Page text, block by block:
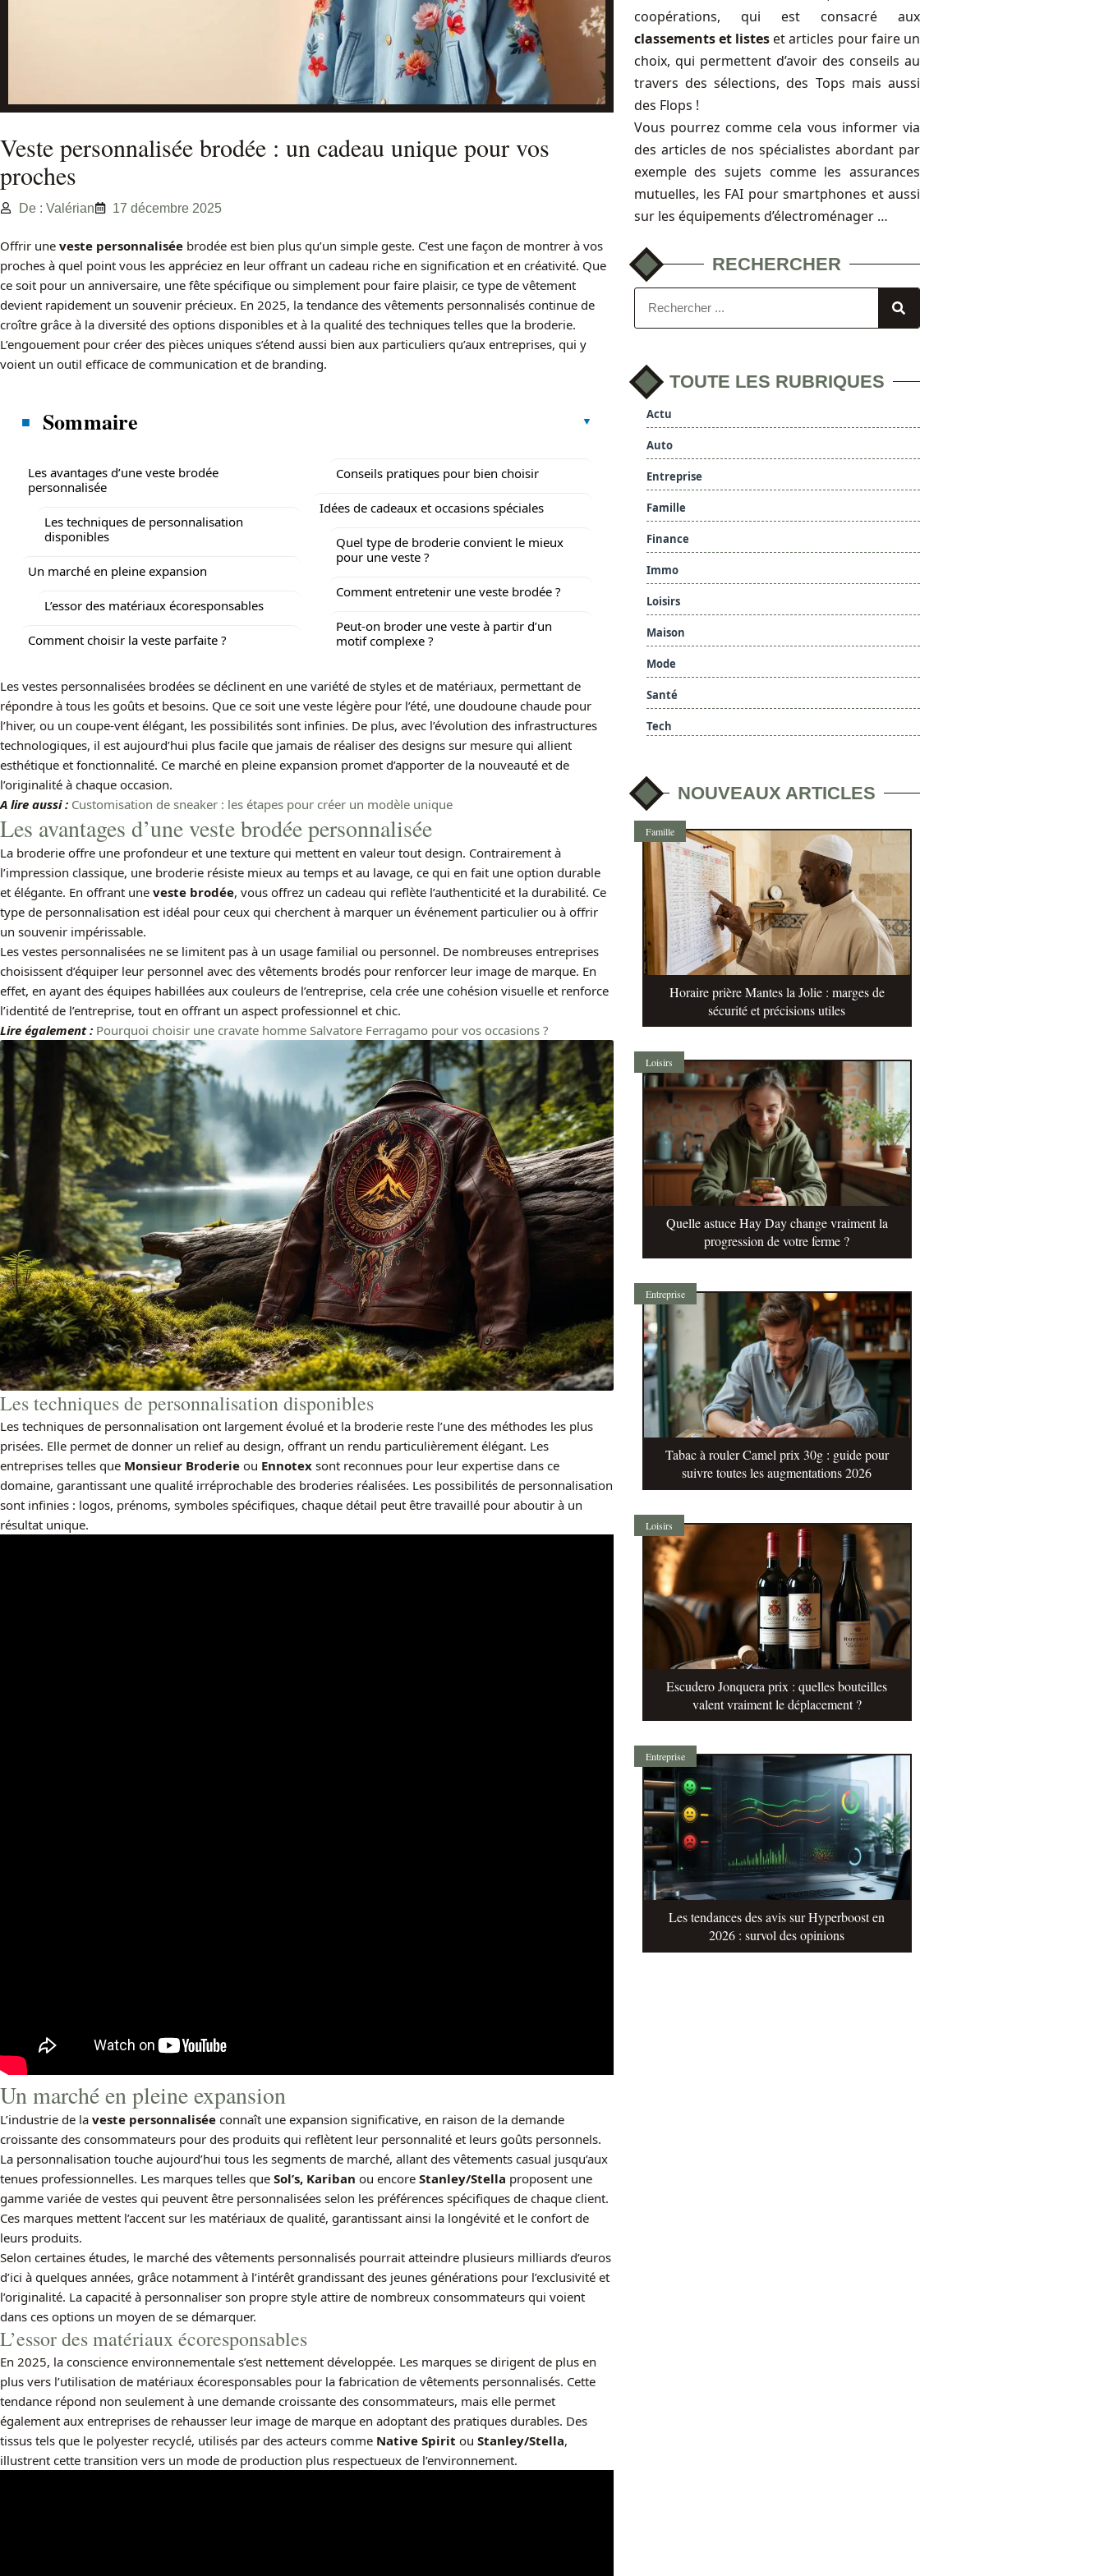
Veste personnalisée brodée : un cadeau unique pour vos
proches
De : Valérian 17 décembre 2025
Offrir une veste personnalisée brodée est bien plus qu’un simple geste. C’est une façon de montrer à vos
proches à quel point vous les appréciez en leur offrant un cadeau riche en signification et en créativité. Que
ce soit pour un anniversaire, une fête spécifique ou simplement pour faire plaisir, ce type de vêtement
devient rapidement un souvenir précieux. En 2025, la tendance des vêtements personnalisés continue de
croître grâce à la diversité des options disponibles et à la qualité des techniques telles que la broderie.
L’engouement pour créer des pièces uniques s’étend aussi bien aux particuliers qu’aux entreprises, qui y
voient un outil efficace de communication et de branding.
Sommaire
Les avantages d’une veste brodée
personnalisée
Les techniques de personnalisation
disponibles
Un marché en pleine expansion
L’essor des matériaux écoresponsables
Comment choisir la veste parfaite ?
Conseils pratiques pour bien choisir
Idées de cadeaux et occasions spéciales
Quel type de broderie convient le mieux
pour une veste ?
Comment entretenir une veste brodée ?
Peut-on broder une veste à partir d’un
motif complexe ?
Les vestes personnalisées brodées se déclinent en une variété de styles et de matériaux, permettant de
répondre à tous les goûts et besoins. Que ce soit une veste légère pour l’été, une doudoune chaude pour
l’hiver, ou un coupe-vent élégant, les possibilités sont infinies. De plus, avec l’évolution des infrastructures
technologiques, il est aujourd’hui plus facile que jamais de réaliser des designs sur mesure qui allient
esthétique et fonctionnalité. Ce marché en pleine expansion promet d’apporter de la nouveauté et de
l’originalité à chaque occasion.
A lire aussi : Customisation de sneaker : les étapes pour créer un modèle unique
Les avantages d’une veste brodée personnalisée
La broderie offre une profondeur et une texture qui mettent en valeur tout design. Contrairement à
l’impression classique, une broderie résiste mieux au temps et au lavage, ce qui en fait une option durable
et élégante. En offrant une veste brodée, vous offrez un cadeau qui reflète l’authenticité et la durabilité. Ce
type de personnalisation est idéal pour ceux qui cherchent à marquer un événement particulier ou à offrir
un souvenir impérissable.
Les vestes personnalisées ne se limitent pas à un usage familial ou personnel. De nombreuses entreprises
choisissent d’équiper leur personnel avec des vêtements brodés pour renforcer leur image de marque. En
effet, en ayant des équipes habillées aux couleurs de l’entreprise, cela crée une cohésion visuelle et renforce
l’identité de l’entreprise, tout en offrant un aspect professionnel et chic.
Lire également : Pourquoi choisir une cravate homme Salvatore Ferragamo pour vos occasions ?
Les techniques de personnalisation disponibles
Les techniques de personnalisation ont largement évolué et la broderie reste l’une des méthodes les plus
prisées. Elle permet de donner un relief au design, offrant un rendu particulièrement élégant. Les
entreprises telles que Monsieur Broderie ou Ennotex sont reconnues pour leur expertise dans ce
domaine, garantissant une qualité irréprochable des broderies réalisées. Les possibilités de personnalisation
sont infinies : logos, prénoms, symboles spécifiques, chaque détail peut être travaillé pour aboutir à un
résultat unique.
Un marché en pleine expansion
L’industrie de la veste personnalisée connaît une expansion significative, en raison de la demande
croissante des consommateurs pour des produits qui reflètent leur personnalité et leurs goûts personnels.
La personnalisation touche aujourd’hui tous les segments de marché, allant des vêtements casual jusqu’aux
tenues professionnelles. Les marques telles que Sol’s, Kariban ou encore Stanley/Stella proposent une
gamme variée de vestes qui peuvent être personnalisées selon les préférences spécifiques de chaque client.
Ces marques mettent l’accent sur les matériaux de qualité, garantissant ainsi la longévité et le confort de
leurs produits.
Selon certaines études, le marché des vêtements personnalisés pourrait atteindre plusieurs milliards d’euros
d’ici à quelques années, grâce notamment à l’intérêt grandissant des jeunes générations pour l’exclusivité et
l’originalité. La capacité à personnaliser son propre style attire de nombreux consommateurs qui voient
dans ces options un moyen de se démarquer.
L’essor des matériaux écoresponsables
En 2025, la conscience environnementale s’est nettement développée. Les marques se dirigent de plus en
plus vers l’utilisation de matériaux écoresponsables pour la fabrication de vêtements personnalisés. Cette
tendance répond non seulement à une demande croissante des consommateurs, mais elle permet
également aux entreprises de rehausser leur image de marque en adoptant des pratiques durables. Des
tissus tels que le polyester recyclé, utilisés par des acteurs comme Native Spirit ou Stanley/Stella,
illustrent cette transition vers un mode de production plus respectueux de l’environnement.
coopérations, qui est consacré aux
classements et listeset articles pour faire un
choix, qui permettent d’avoir des conseils au
travers des sélections, des Tops mais aussi
des Flops !
Vous pourrez comme cela vous informer via
des articles de nos spécialistes abordant par
exemple des sujets comme les assurances
mutuelles, les FAI pour smartphones et aussi
sur les équipements d’électroménager …
RECHERCHER
TOUTE LES RUBRIQUES
Actu
Auto
Entreprise
Famille
Finance
Immo
Loisirs
Maison
Mode
Santé
Tech
NOUVEAUX ARTICLES
Famille
Horaire prière Mantes la Jolie : marges de
sécurité et précisions utiles
Loisirs
Quelle astuce Hay Day change vraiment la
progression de votre ferme ?
Entreprise
Tabac à rouler Camel prix 30g : guide pour
suivre toutes les augmentations 2026
Loisirs
Escudero Jonquera prix : quelles bouteilles
valent vraiment le déplacement ?
Entreprise
Les tendances des avis sur Hyperboost en
2026 : survol des opinions